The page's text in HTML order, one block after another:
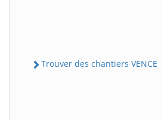
Trouver des chantiers VENCE